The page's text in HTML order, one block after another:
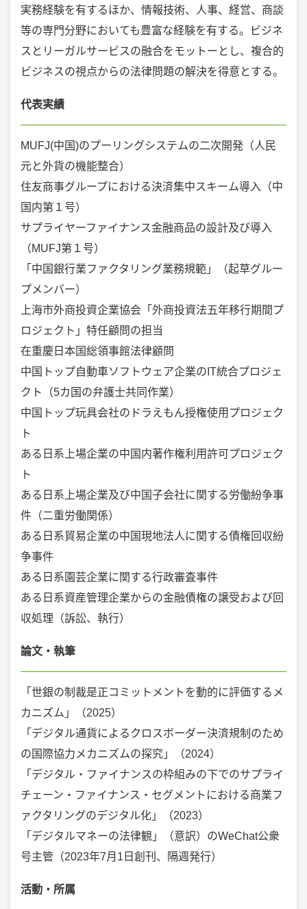
実務経験を有するほか、情報技術、人事、経営、商談
等の専門分野においても豊富な経験を有する。ビジネ
スとリーガルサービスの融合をモットーとし、複合的
ビジネスの視点からの法律問題の解決を得意とする。
代表実績
MUFJ(中国)のプーリングシステムの二次開発（人民
元と外貨の機能整合）
住友商事グループにおける決済集中スキーム導入（中
国内第１号）
サプライヤーファイナンス金融商品の設計及び導入
（MUFJ第１号）
「中国銀行業ファクタリング業務規範」（起草グルー
プメンバー）
上海市外商投資企業協会「外商投資法五年移行期間プ
ロジェクト」特任顧問の担当
在重慶日本国総領事館法律顧問
中国トップ自動車ソフトウェア企業のIT統合プロジェ
クト（5カ国の弁護士共同作業）
中国トップ玩具会社のドラえもん授権使用プロジェク
ト
ある日系上場企業の中国内著作権利用許可プロジェク
ト
ある日系上場企業及び中国子会社に関する労働紛争事
件（二重労働関係）
ある日系貿易企業の中国現地法人に関する債権回収紛
争事件
ある日系園芸企業に関する行政審査事件
ある日系資産管理企業からの金融債権の譲受および回
収処理（訴訟、執行）
論文・執筆
「世銀の制裁是正コミットメントを動的に評価するメ
カニズム」（2025）
「デジタル通貨によるクロスボーダー決済規制のため
の国際協力メカニズムの探究」（2024）
「デジタル・ファイナンスの枠組みの下でのサプライ
チェーン・ファイナンス・セグメントにおける商業フ
ァクタリングのデジタル化」（2023）
「デジタルマネーの法律観」（意訳）のWeChat公衆
号主管（2023年7月1日創刊、隔週発行）
活動・所属